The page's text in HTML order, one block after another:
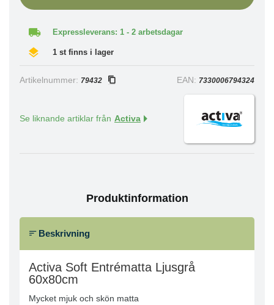
Expressleverans: 1 - 2 arbetsdagar
1 st finns i lager
Artikelnummer: 79432 EAN: 7330006794324
Se liknande artiklar från Activa
Produktinformation
Beskrivning
Activa Soft Entrématta Ljusgrå
60x80cm
Mycket mjuk och skön matta